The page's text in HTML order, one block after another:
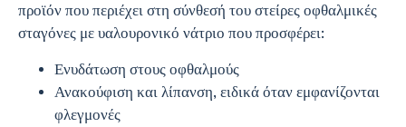
προϊόν που περιέχει στη σύνθεσή του στείρες οφθαλμικές
σταγόνες με υαλουρονικό νάτριο που προσφέρει:
Ενυδάτωση στους οφθαλμούς
Ανακούφιση και λίπανση, ειδικά όταν εμφανίζονται
φλεγμονές